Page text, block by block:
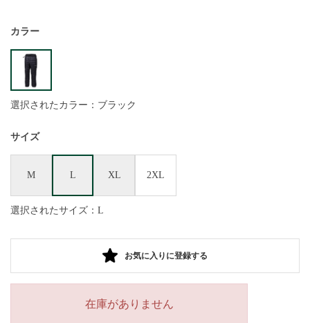
カラー
選択されたカラー：ブラック
サイズ
M L XL 2XL
選択されたサイズ：L
お気に入りに登録する
在庫がありません